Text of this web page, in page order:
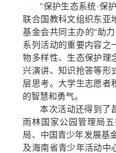
“保护生态系统·保
联合国教科文组织东亚
基金会共同主办的“助
系列活动的重要内容之
物多样性、生态保护理
兴演讲、知识抢答等形
层思考。大学生志愿者
的智慧和勇气。
本次活动还得到了
雨林国家公园管理局
局、中国青少年发展基
及海南省青少年活动中